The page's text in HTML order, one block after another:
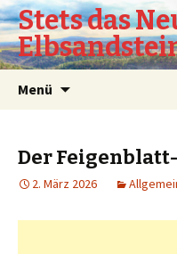
Stets das
Menü
Der
2. März 2026